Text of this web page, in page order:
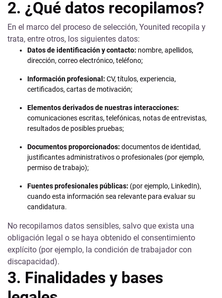
2. ¿Qué datos recopilamos?
En el marco del proceso de selección, Younited recopila y
trata, entre otros, los siguientes datos:
Datos de identificación y contacto: nombre, apellidos,
dirección, correo electrónico, teléfono;
Información profesional: CV, títulos, experiencia,
certificados, cartas de motivación;
Elementos derivados de nuestras interacciones:
comunicaciones escritas, telefónicas, notas de entrevistas,
resultados de posibles pruebas;
Documentos proporcionados: documentos de identidad,
justificantes administrativos o profesionales (por ejemplo,
permiso de trabajo);
Fuentes profesionales públicas: (por ejemplo, LinkedIn),
cuando esta información sea relevante para evaluar su
candidatura.
No recopilamos datos sensibles, salvo que exista una
obligación legal o se haya obtenido el consentimiento
explícito (por ejemplo, la condición de trabajador con
discapacidad).
3. Finalidades y bases